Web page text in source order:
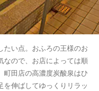
たい点。おふろの王様のお
なので、お店によっては順
町田店の高濃度炭酸泉はひ
を伸ばしてゆっくりリラッ